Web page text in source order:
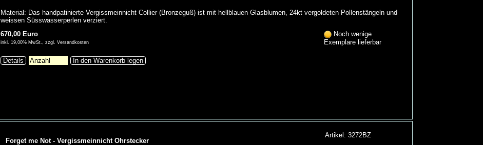
Material: Das handpatinierte Vergissmeinnicht Collier (Bronzeguß) ist mit hellblauen Glasblumen, 24kt vergoldeten Pollenstängeln und
weissen Süsswasserperlen verziert.
670,00 Euro
inkl. 19,00% MwSt., zzgl. Versandkosten
Noch wenige
Exemplare lieferbar
Details In den Warenkorb legen
Forget me Not - Vergissmeinnicht Ohrstecker
Artikel: 3272BZ